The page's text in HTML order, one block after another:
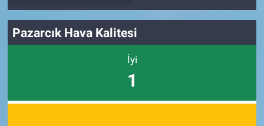
Pazarcık Hava Kalitesi
İyi
1